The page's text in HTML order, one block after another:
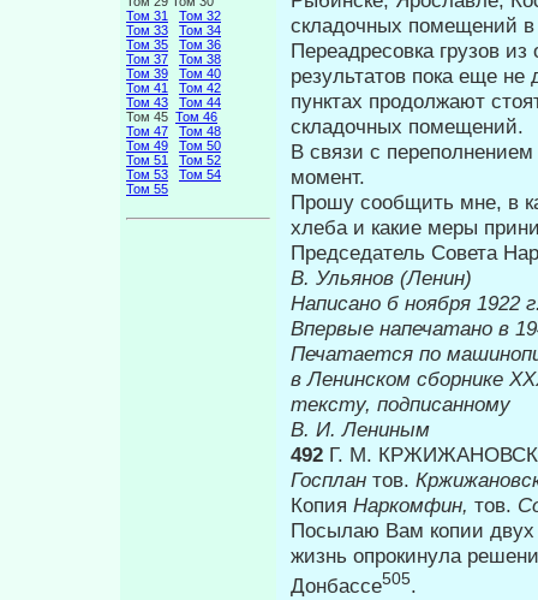
Том 31
Том 32
Том 33
Том 34
Том 35
Том 36
Том 37
Том 38
Том 39
Том 40
Том 41
Том 42
Том 43
Том 44
Том 45 Том 46
Том 47
Том 48
Том 49
Том 50
Том 51
Том 52
Том 53
Том 54
Том 55
складочных помещений в
Переадресовка грузов из
ре­зультатов пока еще не
пунктах продолжают
складочных помеще­ний.
В связи с
мо­мент.
Прошу сообщить мне, в
хлеба и какие меры
Председатель Совета
В. Ульянов (Ленин)
Написано б ноября 1922
Впервые
Печатается по
в Ленинском сборнике
тексту, подписанному
В. И. Лениным
492 Г. М.
Госплан тов.
Копия Наркомфин, тов.
Посылаю Вам копии двух
жизнь опрокинула
Донбассе505.